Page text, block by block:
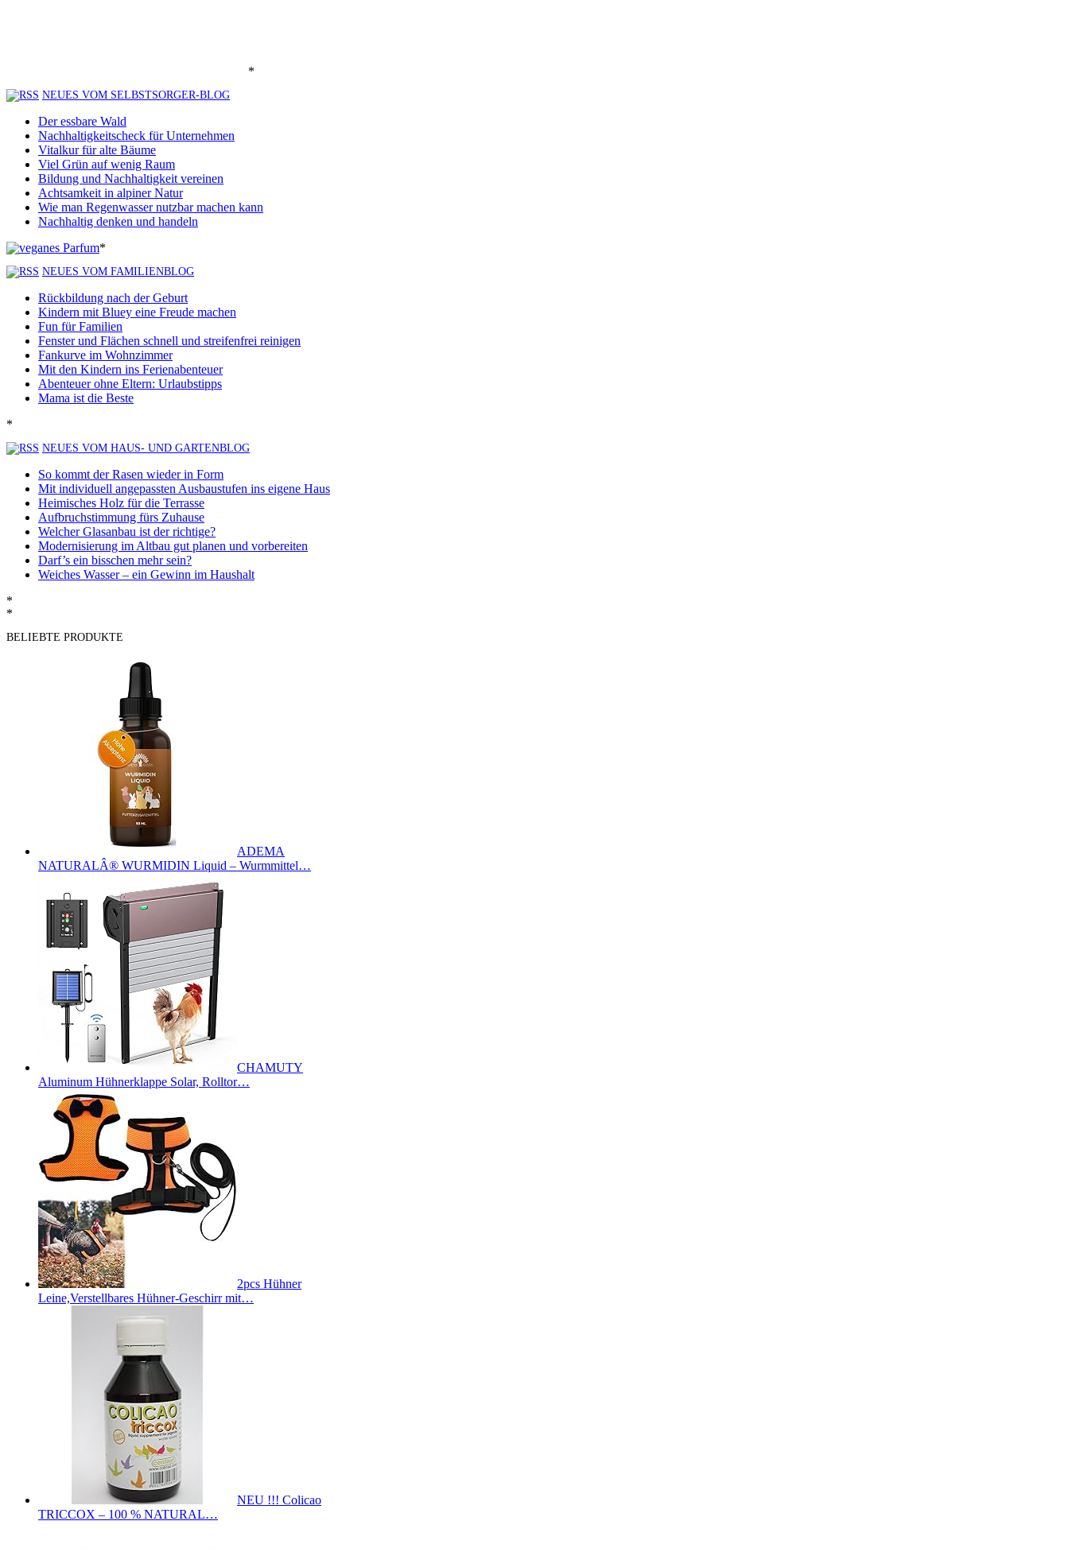
*
NEUES VOM SELBSTSORGER-BLOG
Der essbare Wald
Nachhaltigkeitscheck für Unternehmen
Vitalkur für alte Bäume
Viel Grün auf wenig Raum
Bildung und Nachhaltigkeit vereinen
Achtsamkeit in alpiner Natur
Wie man Regenwasser nutzbar machen kann
Nachhaltig denken und handeln
*
NEUES VOM FAMILIENBLOG
Rückbildung nach der Geburt
Kindern mit Bluey eine Freude machen
Fun für Familien
Fenster und Flächen schnell und streifenfrei reinigen
Fankurve im Wohnzimmer
Mit den Kindern ins Ferienabenteuer
Abenteuer ohne Eltern: Urlaubstipps
Mama ist die Beste
*
NEUES VOM HAUS- UND GARTENBLOG
So kommt der Rasen wieder in Form
Mit individuell angepassten Ausbaustufen ins eigene Haus
Heimisches Holz für die Terrasse
Aufbruchstimmung fürs Zuhause
Welcher Glasanbau ist der richtige?
Modernisierung im Altbau gut planen und vorbereiten
Darf’s ein bisschen mehr sein?
Weiches Wasser – ein Gewinn im Haushalt
*
*
BELIEBTE PRODUKTE
ADEMA
NATURALÂ® WURMIDIN Liquid – Wurmmittel…
CHAMUTY
Aluminum Hühnerklappe Solar, Rolltor…
2pcs Hühner
Leine,Verstellbares Hühner-Geschirr mit…
NEU !!! Colicao
TRICCOX – 100 % NATURAL…